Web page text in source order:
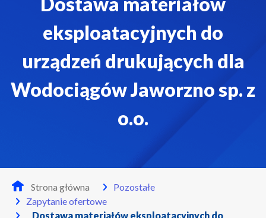
eksploatacyjnych do
urządzeń drukujących dla
Wodociągów Jaworzno sp. z
o.o.
Strona główna
Pozostałe
Zapytanie ofertowe
Dostawa materiałów eksploatacyjnych do